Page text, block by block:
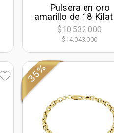
Pulsera en oro
amarillo de 18
21 cm. de largo, 4
mm. de ancho
$10.532.000
$14.043.000
35%